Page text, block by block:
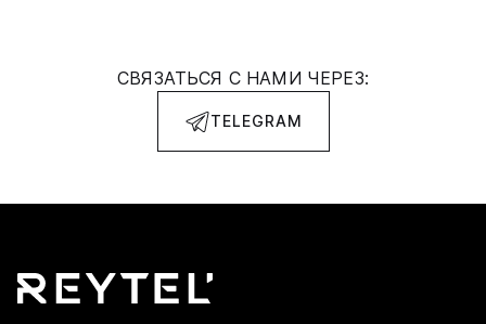
СВЯЗАТЬСЯ С НАМИ ЧЕРЕЗ:
TELEGRAM